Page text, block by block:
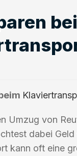
Umzug von
dabei Geld
kann oft eine